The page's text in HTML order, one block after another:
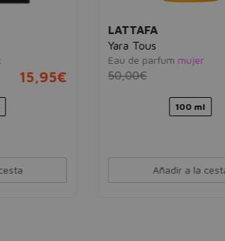
15,95€
LATTAFA
Yara Tous
Eau de parfum mujer
50,00€
100 ml
Añadir a la cesta